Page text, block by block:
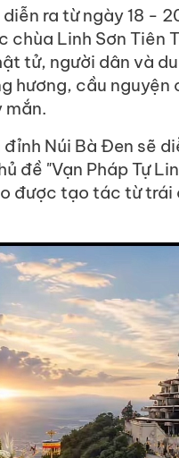
diễn ra từ ngày 18 -
Linh Sơn Tiên
tử, người dân và
hương, cầu
mắn.
Núi Bà Đen sẽ
đề "Vạn Pháp Tự
được tạo tác từ trái